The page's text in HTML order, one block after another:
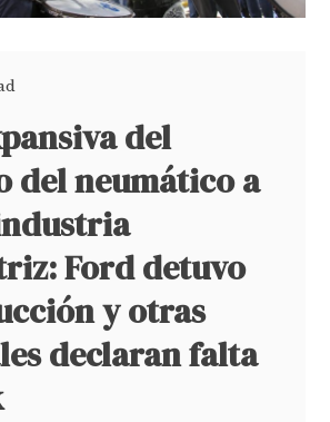
del
del neumático a
Ford detuvo
y otras
declaran falta